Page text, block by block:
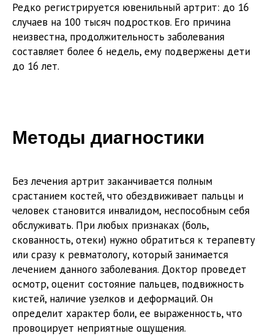
Редко регистрируется ювенильный артрит: до 16
случаев на 100 тысяч подростков. Его причина
неизвестна, продолжительность заболевания
составляет более 6 недель, ему подвержены дети
до 16 лет.
Методы диагностики
Без лечения артрит заканчивается полным
срастанием костей, что обездвиживает пальцы и
человек становится инвалидом, неспособным себя
обслуживать. При любых признаках (боль,
скованность, отеки) нужно обратиться к терапевту
или сразу к ревматологу, который занимается
лечением данного заболевания. Доктор проведет
осмотр, оценит состояние пальцев, подвижность
кистей, наличие узелков и деформаций. Он
определит характер боли, ее выраженность, что
провоцирует неприятные ощущения.